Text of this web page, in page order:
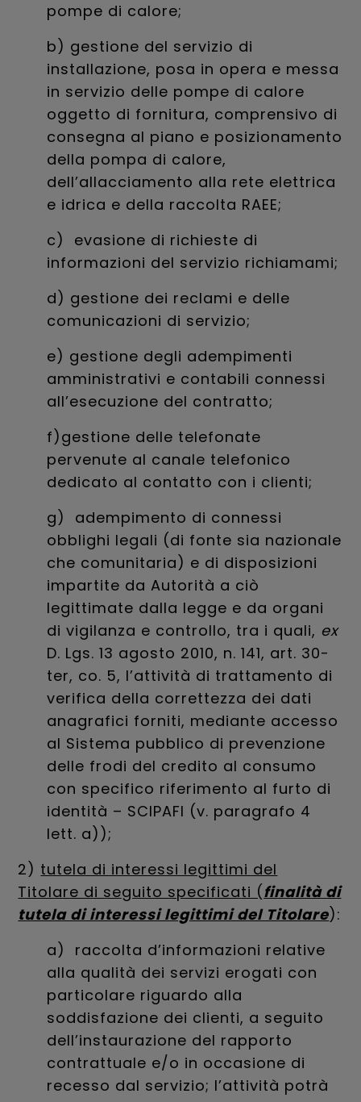
pompe di calore;
b) gestione del servizio di
installazione, posa in opera e messa
in servizio delle pompe di calore
oggetto di fornitura, comprensivo di
consegna al piano e posizionamento
della pompa di calore,
dell’allacciamento alla rete elettrica
e idrica e della raccolta RAEE;
c) evasione di richieste di
informazioni del servizio richiamami;
d) gestione dei reclami e delle
comunicazioni di servizio;
e) gestione degli adempimenti
amministrativi e contabili connessi
all’esecuzione del contratto;
f)gestione delle telefonate
pervenute al canale telefonico
dedicato al contatto con i clienti;
g) adempimento di connessi
obblighi legali (di fonte sia nazionale
che comunitaria) e di disposizioni
impartite da Autorità a ciò
legittimate dalla legge e da organi
di vigilanza e controllo, tra i quali, ex
D. Lgs. 13 agosto 2010, n. 141, art. 30-
ter, co. 5, l’attività di trattamento di
verifica della correttezza dei dati
anagrafici forniti, mediante accesso
al Sistema pubblico di prevenzione
delle frodi del credito al consumo
con specifico riferimento al furto di
identità – SCIPAFI (v. paragrafo 4
lett. a));
2) tutela di interessi legittimi del
Titolare di seguito specificati (finalità di
tutela di interessi legittimi del Titolare):
a) raccolta d’informazioni relative
alla qualità dei servizi erogati con
particolare riguardo alla
soddisfazione dei clienti, a seguito
dell’instaurazione del rapporto
contrattuale e/o in occasione di
recesso dal servizio; l’attività potrà